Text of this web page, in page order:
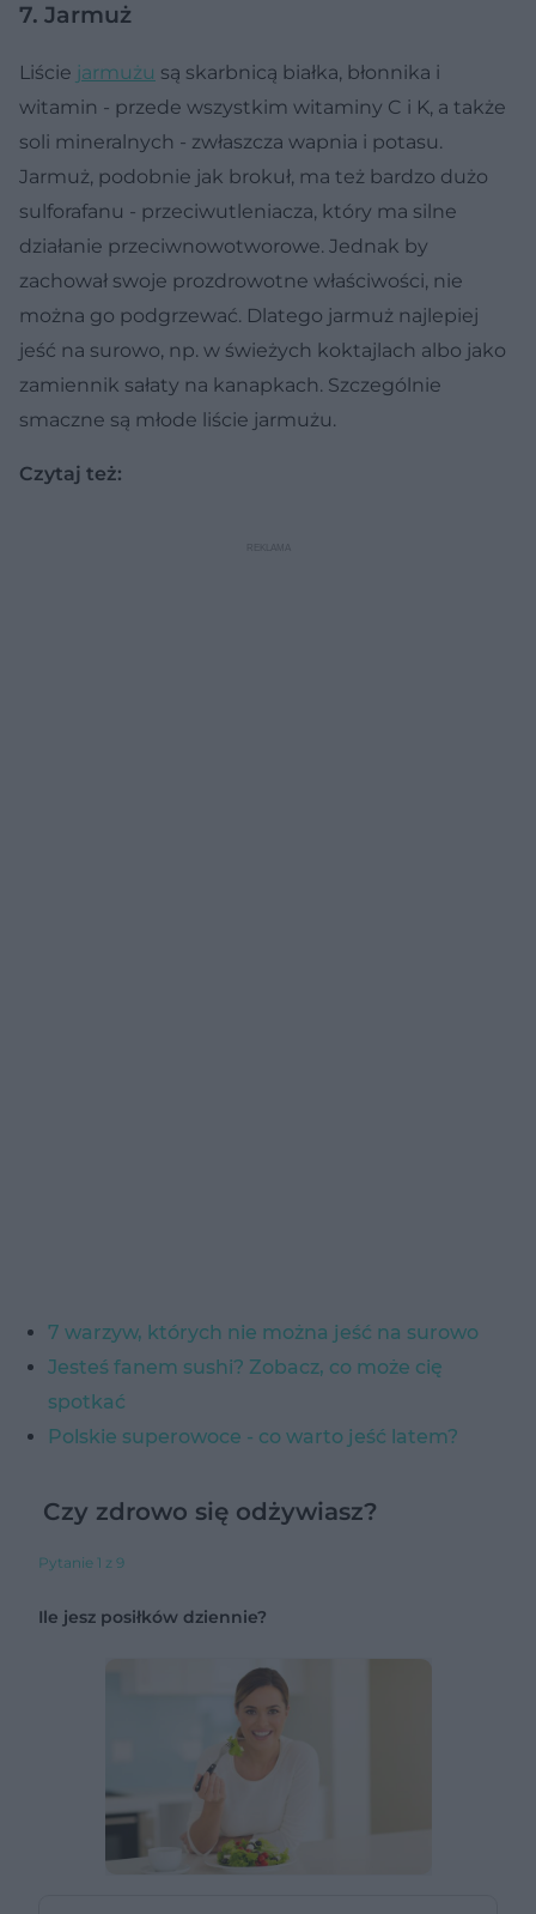
7. Jarmuż
Liście jarmużu są skarbnicą białka, błonnika i
witamin - przede wszystkim witaminy C i K, a także
soli mineralnych - zwłaszcza wapnia i potasu.
Jarmuż, podobnie jak brokuł, ma też bardzo dużo
sulforafanu - przeciwutleniacza, który ma silne
działanie przeciwnowotworowe. Jednak by
zachował swoje prozdrowotne właściwości, nie
można go podgrzewać. Dlatego jarmuż najlepiej
jeść na surowo, np. w świeżych koktajlach albo jako
zamiennik sałaty na kanapkach. Szczególnie
smaczne są młode liście jarmużu.
Czytaj też:
7 warzyw, których nie można jeść na surowo
Jesteś fanem sushi? Zobacz, co może cię
spotkać
Polskie superowoce - co warto jeść latem?
Czy zdrowo się odżywiasz?
Pytanie 1 z 9
Ile jesz posiłków dziennie?